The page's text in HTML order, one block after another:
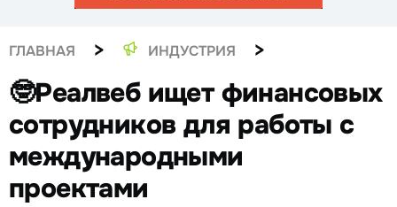
ГЛАВНАЯ > ИНДУСТРИЯ >
🤓Реалвеб ищет финансовых
сотрудников для работы с
международными
проектами